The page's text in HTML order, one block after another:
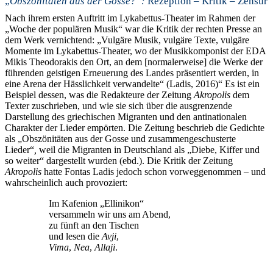
Nach ihrem ersten Auftritt im Lykabettus-Theater im Rahmen der
„Woche der populären Musik“ war die Kritik der rechten Presse an
dem Werk vernichtend: „Vulgäre Musik, vulgäre Texte, vulgäre
Momente im Lykabettus-Theater, wo der Musikkomponist der EDA
Mikis Theodorakis den Ort, an dem [normalerweise] die Werke der
führenden geistigen Erneuerung des Landes präsentiert werden, in
eine Arena der Hässlichkeit verwandelte“ (Ladis, 2016)“ Es ist ein
Beispiel dessen, was die Redakteure der Zeitung Akropolis dem
Texter zuschrieben, und wie sie sich über die ausgrenzende
Darstellung des griechischen Migranten und den antinationalen
Charakter der Lieder empörten. Die Zeitung beschrieb die Gedichte
als „Obszönitäten aus der Gosse und zusammengeschusterte
Lieder“ weil die Migranten in Deutschland als „Diebe, Kiffer und
so weiter“ dargestellt wurden (ebd.). Die Kritik der Zeitung
Akropolis hatte Fontas Ladis jedoch schon vorweggenommen – und
wahrscheinlich auch provoziert:
Im Kafenion „Ellinikon“
versammeln wir uns am Abend,
zu fünft an den Tischen
und lesen die Avji,
Vima, Nea, Allaji.